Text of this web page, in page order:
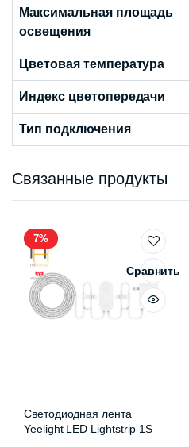
Максимальная площадь
освещения
Цветовая температура
Индекс цветопередачи
Тип подключения
Связанные продукты
7%
Сравнить
Светодиодная лента
Yeelight LED Lightstrip 1S